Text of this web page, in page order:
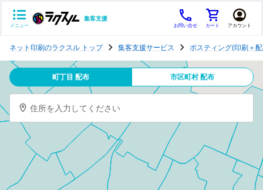
メニュー
集客支援
お問い合せ カート アカウント
テ
ン
グ
ネット印刷のラクスル トップ 集客支援サービス ポスティング(印刷＋
町丁目 配布 市区町村 配布
住所を入力してください